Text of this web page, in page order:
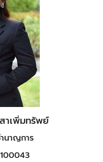
าเพิ่มทรัพย์
นาญการ